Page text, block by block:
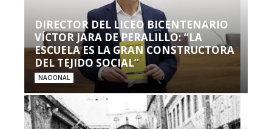
DIRECTOR DEL LICEO BICENTENARIO
VÍCTOR JARA DE PERALILLO: “LA
ESCUELA ES LA GRAN CONSTRUCTORA
DEL TEJIDO SOCIAL”
NACIONAL